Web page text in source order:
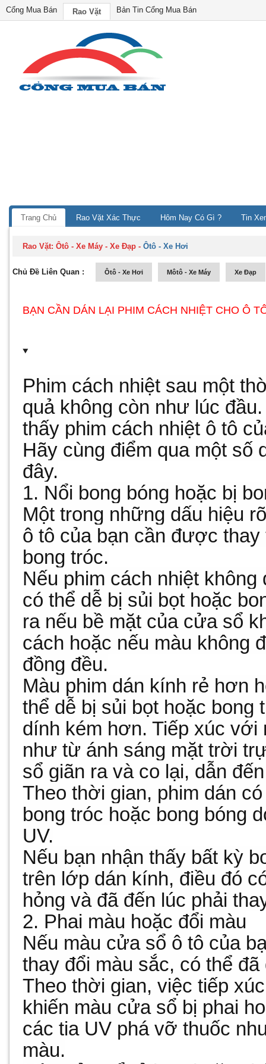
Cổng Mua Bán Rao Vặt Bản Tin Cổng Mua Bán
Trang Chủ Rao Vặt Xác Thực Hôm Nay Có Gì ? Tin
Rao Vặt:Ôtô - Xe Máy - Xe Đạp -Ôtô - Xe Hơi
Chủ Đề Liên Quan : Ôtô - Xe Hơi Môtô - Xe Máy Xe Đạp
BẠN CẦN DÁN LẠI PHIM CÁCH NHIỆT CHO Ô
Phim cách nhiệt sau một
quả không còn như lúc
thấy phim cách nhiệt ô tô
Hãy cùng điểm qua một số
đây.
1. Nổi bong bóng hoặc bị
Một trong những dấu hiệu
ô tô của bạn cần được
bong tróc.
Nếu phim cách nhiệt
có thể dễ bị sủi bọt hoặc
ra nếu bề mặt của cửa sổ
cách hoặc nếu màu không
đồng đều.
Màu phim dán kính rẻ hơn
thể dễ bị sủi bọt hoặc bong
dính kém hơn. Tiếp xúc với
như từ ánh sáng mặt trời
sổ giãn ra và co lại, dẫn
Theo thời gian, phim dán
bong tróc hoặc bong bóng
UV.
Nếu bạn nhận thấy bất kỳ
trên lớp dán kính, điều đó
hỏng và đã đến lúc phải
2. Phai màu hoặc đổi màu
Nếu màu cửa sổ ô tô của
thay đổi màu sắc, có thể
Theo thời gian, việc tiếp
khiến màu cửa sổ bị phai
các tia UV phá vỡ thuốc
màu.